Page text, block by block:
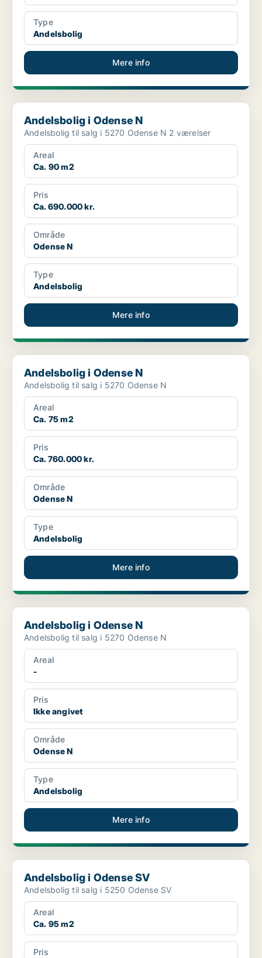
Type
Andelsbolig
Mere info
Andelsbolig i Odense N
Andelsbolig i Odense N
Andelsbolig til salg i 5270 Odense N 2 værelser
Areal
Ca. 90 m2
Pris
Ca. 690.000 kr.
Område
Odense N
Type
Andelsbolig
Mere info
Andelsbolig i Odense N
Andelsbolig i Odense N
Andelsbolig til salg i 5270 Odense N
Areal
Ca. 75 m2
Pris
Ca. 760.000 kr.
Område
Odense N
Type
Andelsbolig
Mere info
Andelsbolig i Odense N
Andelsbolig i Odense N
Andelsbolig til salg i 5270 Odense N
Areal
-
Pris
Ikke angivet
Område
Odense N
Type
Andelsbolig
Mere info
Andelsbolig i Odense SV
Andelsbolig i Odense SV
Andelsbolig til salg i 5250 Odense SV
Areal
Ca. 95 m2
Pris